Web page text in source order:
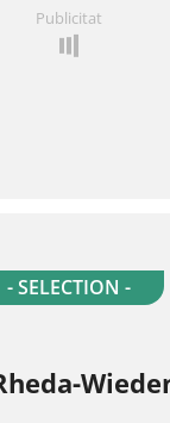
Publicitat
- SELECTION -